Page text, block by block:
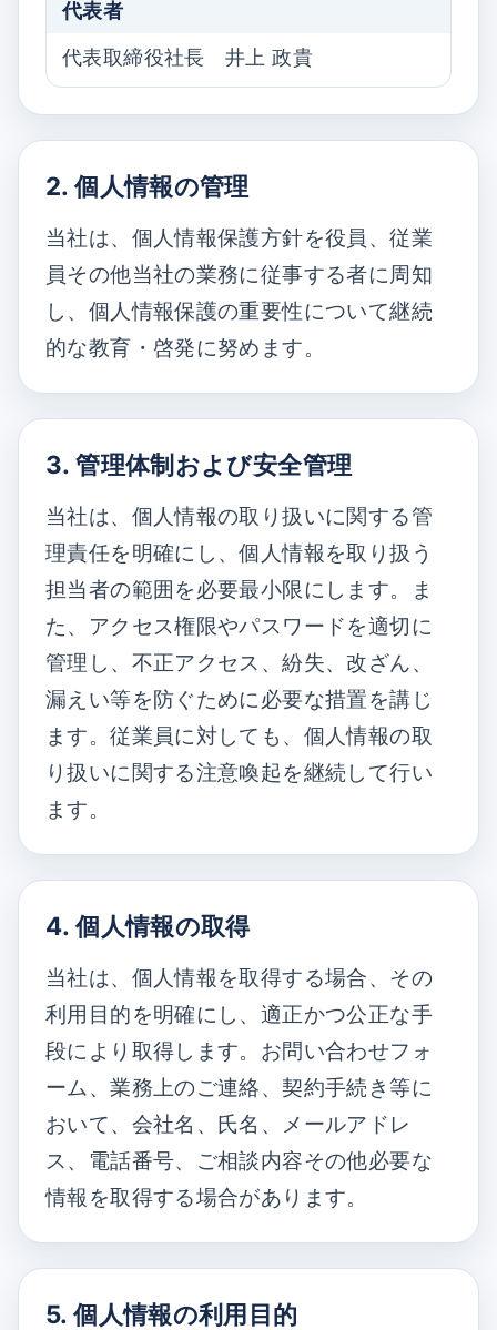
代表者
代表取締役社長 井上 政貴
2. 個人情報の管理
当社は、個人情報保護方針を役員、従業
員その他当社の業務に従事する者に周知
し、個人情報保護の重要性について継続
的な教育・啓発に努めます。
3. 管理体制および安全管理
当社は、個人情報の取り扱いに関する管
理責任を明確にし、個人情報を取り扱う
担当者の範囲を必要最小限にします。ま
た、アクセス権限やパスワードを適切に
管理し、不正アクセス、紛失、改ざん、
漏えい等を防ぐために必要な措置を講じ
ます。従業員に対しても、個人情報の取
り扱いに関する注意喚起を継続して行い
ます。
4. 個人情報の取得
当社は、個人情報を取得する場合、その
利用目的を明確にし、適正かつ公正な手
段により取得します。お問い合わせフォ
ーム、業務上のご連絡、契約手続き等に
おいて、会社名、氏名、メールアドレ
ス、電話番号、ご相談内容その他必要な
情報を取得する場合があります。
5. 個人情報の利用目的